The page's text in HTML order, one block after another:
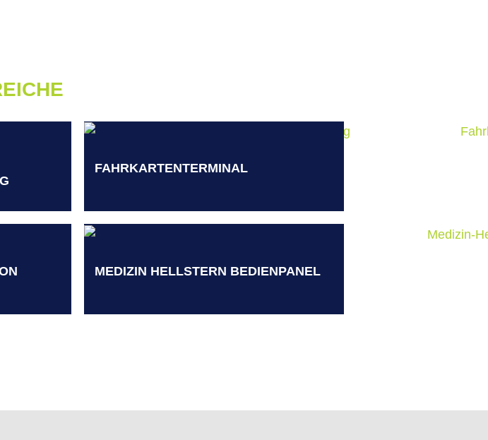
FAHRKARTENTERMINAL
MEDIZIN HELLSTERN BEDIENPANEL